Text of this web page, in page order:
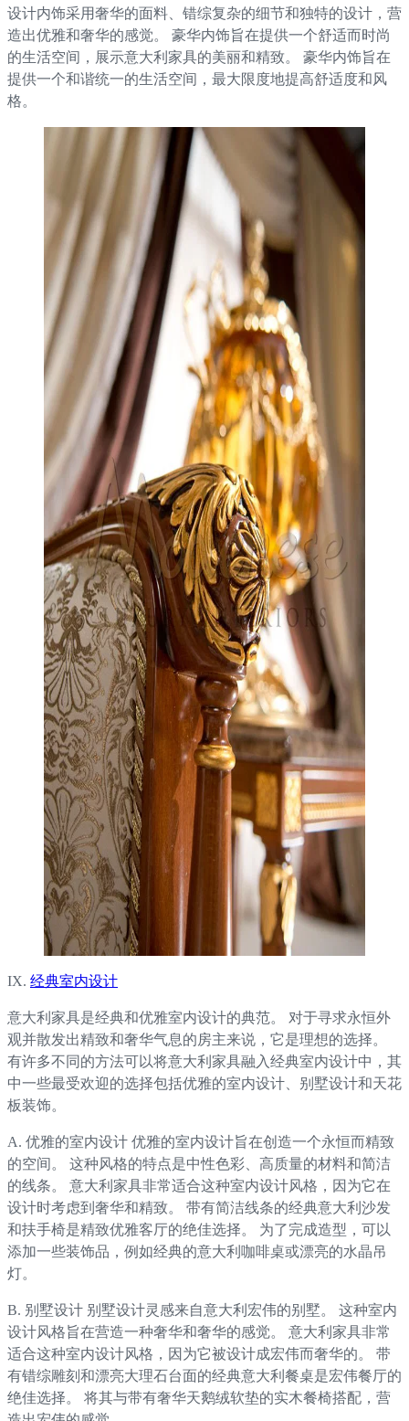
设计内饰采用奢华的面料、错综复杂的细节和独特的设计，营
造出优雅和奢华的感觉。 豪华内饰旨在提供一个舒适而时尚
的生活空间，展示意大利家具的美丽和精致。 豪华内饰旨在
提供一个和谐统一的生活空间，最大限度地提高舒适度和风
格。
IX. 经典室内设计
意大利家具是经典和优雅室内设计的典范。 对于寻求永恒外
观并散发出精致和奢华气息的房主来说，它是理想的选择。
有许多不同的方法可以将意大利家具融入经典室内设计中，其
中一些最受欢迎的选择包括优雅的室内设计、别墅设计和天花
板装饰。
A. 优雅的室内设计 优雅的室内设计旨在创造一个永恒而精致
的空间。 这种风格的特点是中性色彩、高质量的材料和简洁
的线条。 意大利家具非常适合这种室内设计风格，因为它在
设计时考虑到奢华和精致。 带有简洁线条的经典意大利沙发
和扶手椅是精致优雅客厅的绝佳选择。 为了完成造型，可以
添加一些装饰品，例如经典的意大利咖啡桌或漂亮的水晶吊
灯。
B. 别墅设计 别墅设计灵感来自意大利宏伟的别墅。 这种室内
设计风格旨在营造一种奢华和奢华的感觉。 意大利家具非常
适合这种室内设计风格，因为它被设计成宏伟而奢华的。 带
有错综雕刻和漂亮大理石台面的经典意大利餐桌是宏伟餐厅的
绝佳选择。 将其与带有奢华天鹅绒软垫的实木餐椅搭配，营